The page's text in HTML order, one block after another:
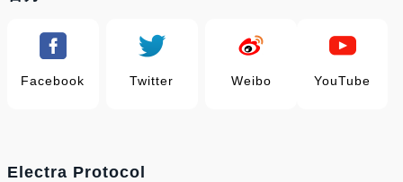
Facebook Twitter Weibo YouTube
Electra Protocol